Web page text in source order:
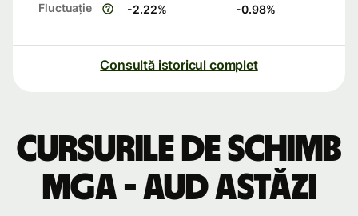
Fluctuație -2.22% -0.98%
Consultă istoricul complet
Cursurile de schimb
MGA - AUD astăzi